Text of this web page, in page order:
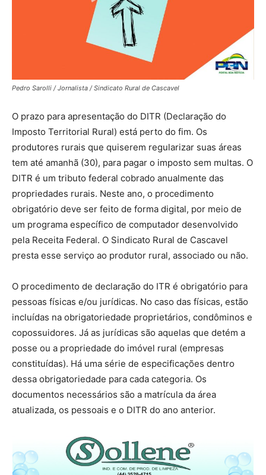
Pedro Sarolli / Jornalista / Sindicato Rural de Cascavel
O prazo para apresentação do DITR (Declaração do
Imposto Territorial Rural) está perto do fim. Os
produtores rurais que quiserem regularizar suas áreas
tem até amanhã (30), para pagar o imposto sem multas. O
DITR é um tributo federal cobrado anualmente das
propriedades rurais. Neste ano, o procedimento
obrigatório deve ser feito de forma digital, por meio de
um programa específico de computador desenvolvido
pela Receita Federal. O Sindicato Rural de Cascavel
presta esse serviço ao produtor rural, associado ou não.
O procedimento de declaração do ITR é obrigatório para
pessoas físicas e/ou jurídicas. No caso das físicas, estão
incluídas na obrigatoriedade proprietários, condôminos e
copossuidores. Já as jurídicas são aquelas que detém a
posse ou a propriedade do imóvel rural (empresas
constituídas). Há uma série de especificações dentro
dessa obrigatoriedade para cada categoria. Os
documentos necessários são a matrícula da área
atualizada, os pessoais e o DITR do ano anterior.